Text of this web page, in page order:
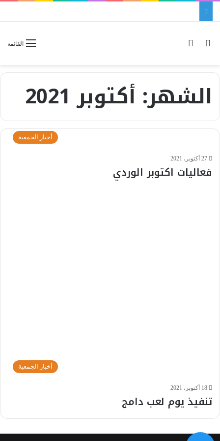
القائمة بحث عن
الشهر: أكتوبر 2021
أخبار الجمعية
27 أكتوبر، 2021
فعاليات اكتوبر الوردي
أخبار الجمعية
18 أكتوبر، 2021
تنفيذ يوم لعب دامج